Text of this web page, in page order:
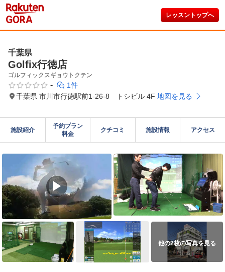
レッスントップへ
千葉県
Golfix行徳店
ゴルフィックスギョウトクテン
-
1件
千葉県 市川市行徳駅前1-26-8 トシビル 4F 地図を見る
施設紹介
予約プラン
料金
クチコミ 施設情報 アクセス
▶
他の2枚の写真を見る